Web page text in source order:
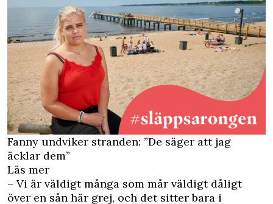
Fanny undviker stranden: ”De säger att jag
äcklar dem”
Läs mer
– Vi är väldigt många som mår väldigt dåligt
över en sån här grej, och det sitter bara i